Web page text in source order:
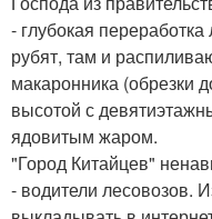
- глубокая
рубят, там и
макаронника (обрезки
высотой с
ядовитым жаром.
"Город Китайцев"
- водители лесовозов.